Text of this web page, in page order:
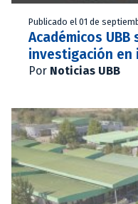
Publicado el 01 de
Académicos
investigación en
Por Noticias UBB